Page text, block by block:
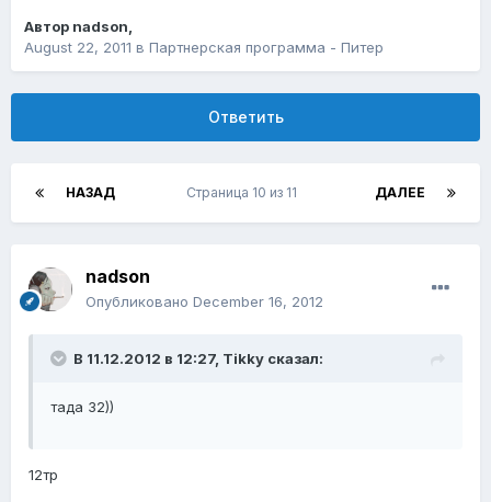
Автор nadson,
August 22, 2011 в Партнерская программа - Питер
Ответить
НАЗАД ДАЛЕЕ
Страница 10 из 11
nadson
Опубликовано December 16, 2012
В 11.12.2012 в 12:27, Tikky сказал:
тада 32))
12тр